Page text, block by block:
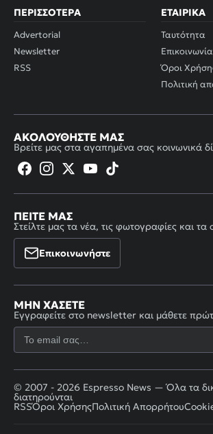
ΠΕΡΙΣΣΌΤΕΡΑ
Advertorial
Newsletter
RSS
ΕΤΑΙΡΙΚΆ
Ταυτότητα
Επικοινωνία
Όροι
Πολιτική
ΑΚΟΛΟΥΘΉΣΤΕ ΜΑΣ
Βρείτε μας στα αγαπημένα σας κοινωνικά
ΠΕΊΤΕ ΜΑΣ
Στείλτε μας τα νέα, τις φωτογραφίες και τα
Επικοινωνήστε
ΜΗΝ ΧΆΣΕΤΕ
Εγγραφείτε στο newsletter και μάθετε
© 2007 - 2026 Espresso News — Όλα τα
διατηρούνται
RSSΌροι ΧρήσηςΠολιτική Απορρήτου